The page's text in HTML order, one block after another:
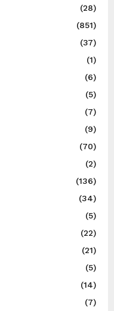
(28)
(851)
(37)
(1)
(6)
(5)
(7)
(9)
(70)
(2)
(136)
(34)
(5)
(22)
(21)
(5)
(14)
(7)